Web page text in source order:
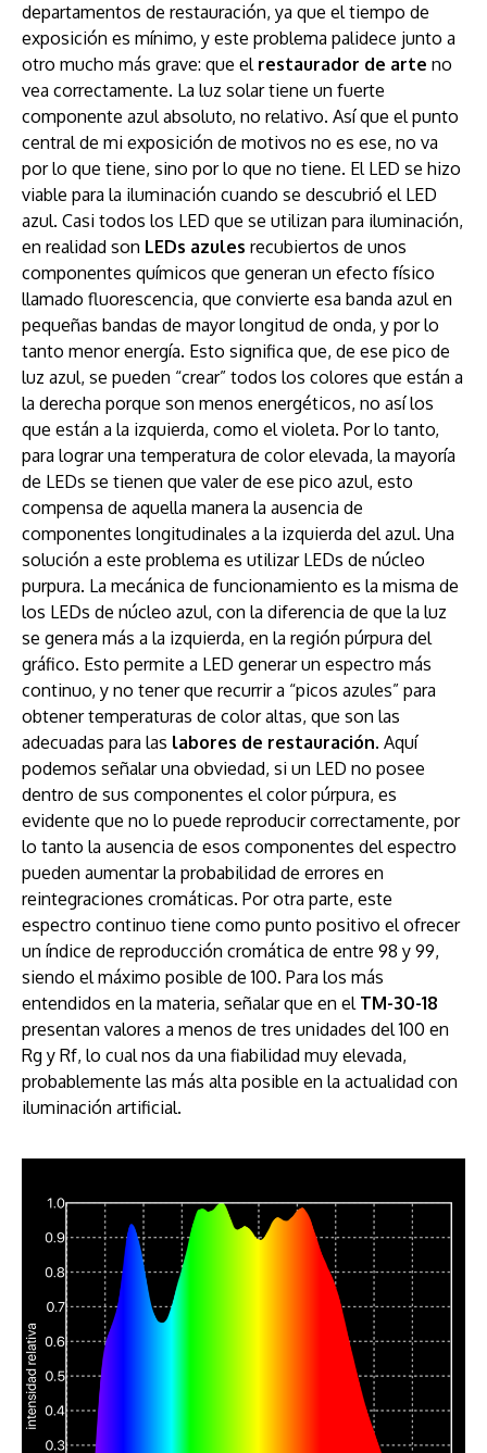
departamentos de restauración, ya que el tiempo de
exposición es mínimo, y este problema palidece junto a
otro mucho más grave: que el restaurador de arte no
vea correctamente. La luz solar tiene un fuerte
componente azul absoluto, no relativo. Así que el punto
central de mi exposición de motivos no es ese, no va
por lo que tiene, sino por lo que no tiene. El LED se hizo
viable para la iluminación cuando se descubrió el LED
azul. Casi todos los LED que se utilizan para iluminación,
en realidad son LEDs azules recubiertos de unos
componentes químicos que generan un efecto físico
llamado fluorescencia, que convierte esa banda azul en
pequeñas bandas de mayor longitud de onda, y por lo
tanto menor energía. Esto significa que, de ese pico de
luz azul, se pueden “crear” todos los colores que están a
la derecha porque son menos energéticos, no así los
que están a la izquierda, como el violeta. Por lo tanto,
para lograr una temperatura de color elevada, la mayoría
de LEDs se tienen que valer de ese pico azul, esto
compensa de aquella manera la ausencia de
componentes longitudinales a la izquierda del azul. Una
solución a este problema es utilizar LEDs de núcleo
purpura. La mecánica de funcionamiento es la misma de
los LEDs de núcleo azul, con la diferencia de que la luz
se genera más a la izquierda, en la región púrpura del
gráfico. Esto permite a LED generar un espectro más
continuo, y no tener que recurrir a “picos azules” para
obtener temperaturas de color altas, que son las
adecuadas para las labores de restauración. Aquí
podemos señalar una obviedad, si un LED no posee
dentro de sus componentes el color púrpura, es
evidente que no lo puede reproducir correctamente, por
lo tanto la ausencia de esos componentes del espectro
pueden aumentar la probabilidad de errores en
reintegraciones cromáticas. Por otra parte, este
espectro continuo tiene como punto positivo el ofrecer
un índice de reproducción cromática de entre 98 y 99,
siendo el máximo posible de 100. Para los más
entendidos en la materia, señalar que en el TM-30-18
presentan valores a menos de tres unidades del 100 en
Rg y Rf, lo cual nos da una fiabilidad muy elevada,
probablemente las más alta posible en la actualidad con
iluminación artificial.